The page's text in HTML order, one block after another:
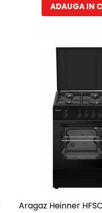
ADAUGA IN
Aragaz Heinner